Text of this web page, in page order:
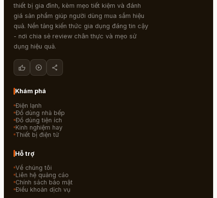
thiết bị gia đình, kèm mẹo tiết kiệm và đánh
giá sản phẩm giúp người dùng mua sắm hiệu
quả. Nền tảng kiến thức gia dụng đáng tin cậy
- nơi chia sẻ review chân thực và mẹo sử
dụng hiệu quả.
thumb_up play_circle share
Khám phá
Điện lạnh
Đồ dùng nhà bếp
Đồ dùng tiện ích
Kinh nghiệm hay
Thiết bị điện tử
Hỗ trợ
Về chúng tôi
Liên hệ quảng cáo
Chính sách bảo mật
Điều khoản dịch vụ